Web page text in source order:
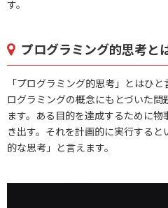
す。
プログラミング的思考と
「プログラミング的思考」とはひ
ログラミングの概念にもとづいた
ます。ある目的を達成するために
き出す。それを計画的に実行する
的な思考」と言えます。